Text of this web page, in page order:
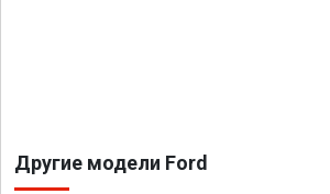
Другие модели Ford